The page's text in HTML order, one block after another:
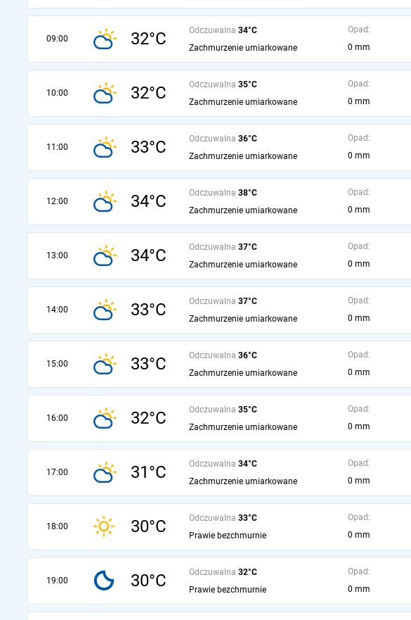
09:00 32°C Odczuwalna 34°C
Zachmurzenie umiarkowane
Opad:
0 mm
10:00 32°C Odczuwalna 35°C
Zachmurzenie umiarkowane
Opad:
0 mm
11:00 33°C Odczuwalna 36°C
Zachmurzenie umiarkowane
Opad:
0 mm
12:00 34°C Odczuwalna 38°C
Zachmurzenie umiarkowane
Opad:
0 mm
13:00 34°C Odczuwalna 37°C
Zachmurzenie umiarkowane
Opad:
0 mm
14:00 33°C Odczuwalna 37°C
Zachmurzenie umiarkowane
Opad:
0 mm
15:00 33°C Odczuwalna 36°C
Zachmurzenie umiarkowane
Opad:
0 mm
16:00 32°C Odczuwalna 35°C
Zachmurzenie umiarkowane
Opad:
0 mm
17:00 31°C Odczuwalna 34°C
Zachmurzenie umiarkowane
Opad:
0 mm
18:00 30°C Odczuwalna 33°C
Prawie bezchmurnie
Opad:
0 mm
19:00 30°C Odczuwalna 32°C
Prawie bezchmurnie
Opad:
0 mm